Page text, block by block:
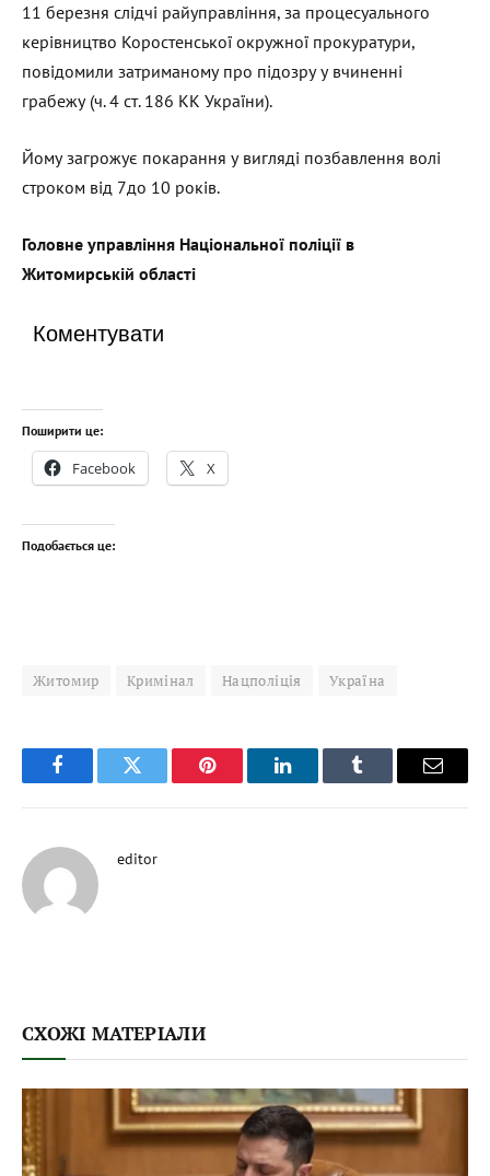
11 березня слідчі райуправління, за процесуального
керівництво Коростенської окружної прокуратури,
повідомили затриманому про підозру у вчиненні
грабежу (ч. 4 ст. 186 КК України).
Йому загрожує покарання у вигляді позбавлення волі
строком від 7до 10 років.
Головне управління Національної поліції в
Житомирській області
Коментувати
Поширити це:
Facebook X
Подобається це:
Житомир Кримінал Нацполіція Україна
FacebookTwitter Pinterest LinkedInTumblr Email
editor
СХОЖІ МАТЕРІАЛИ